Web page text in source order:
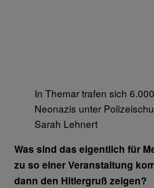
In Themar trafen sich 6.000
Neonazis unter
Sarah Lehnert
Was sind das eigentlich für
zu so einer Veranstaltung
dann den Hitlergruß zeigen?